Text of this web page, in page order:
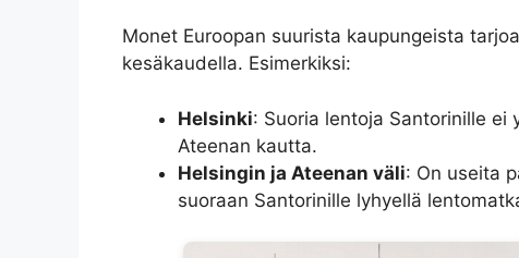
Monet Euroopan suurista kaupungeista
kesäkaudella. Esimerkiksi:
Helsinki: Suoria lentoja Santorinille ei
Ateenan kautta.
Helsingin ja Ateenan väli: On useita
suoraan Santorinille lyhyellä